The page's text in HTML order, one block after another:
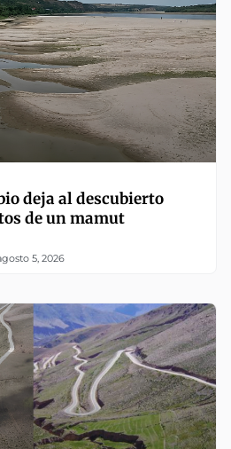
deja al descubierto
de un mamut
5, 2026